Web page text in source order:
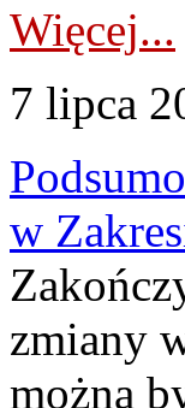
Więcej...
7 lipca
w
zmiany
można